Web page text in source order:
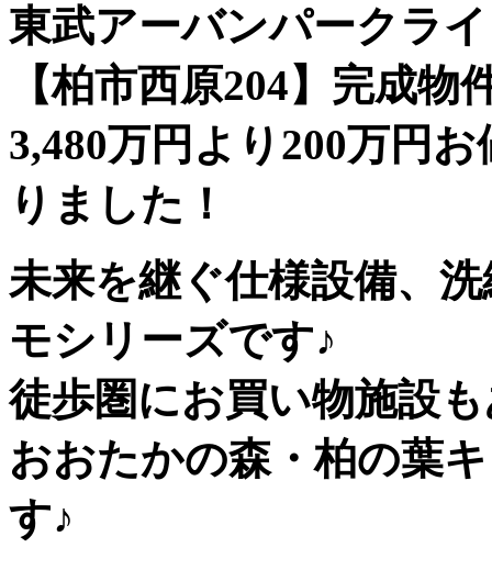
東武アーバンパークラ
【柏市西原204】完成物
3,480万円より200万円
りました！
未来を継ぐ仕様設備、
モシリーズです♪
徒歩圏にお買い物施設
おおたかの森・柏の葉
す♪